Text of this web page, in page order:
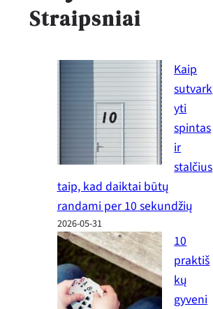
Straipsniai
Kaip
sutvark
yti
spintas
ir
stalčius
taip, kad daiktai būtų
randami per 10 sekundžių
2026-05-31
10
praktiš
kų
gyveni